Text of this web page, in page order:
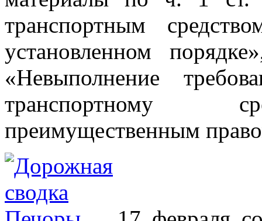
транспортным
установленном
«Невыполнение
транспортному
преимущественным